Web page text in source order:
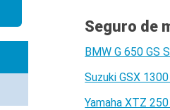
Seguro de
BMW G 650 GS
Suzuki GSX
Yamaha XTZ